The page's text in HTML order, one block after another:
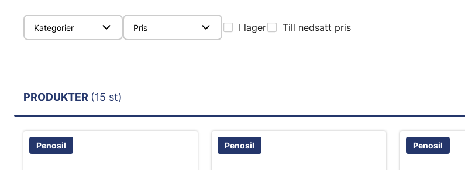
Kategorier Pris I lager Till nedsatt pris
PRODUKTER (15 st)
Penosil Penosil Penosil